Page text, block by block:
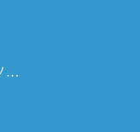
⑨ベイクオフ・ソーイングビー